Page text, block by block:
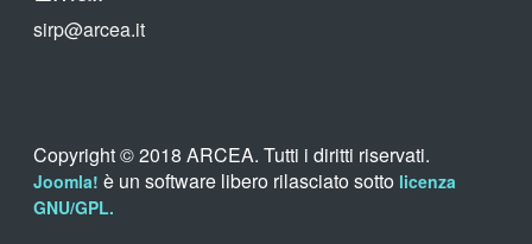
sirp@arcea.it
Copyright © 2018 ARCEA. Tutti i diritti riservati.
Joomla! è un software libero rilasciato sotto licenza
GNU/GPL.